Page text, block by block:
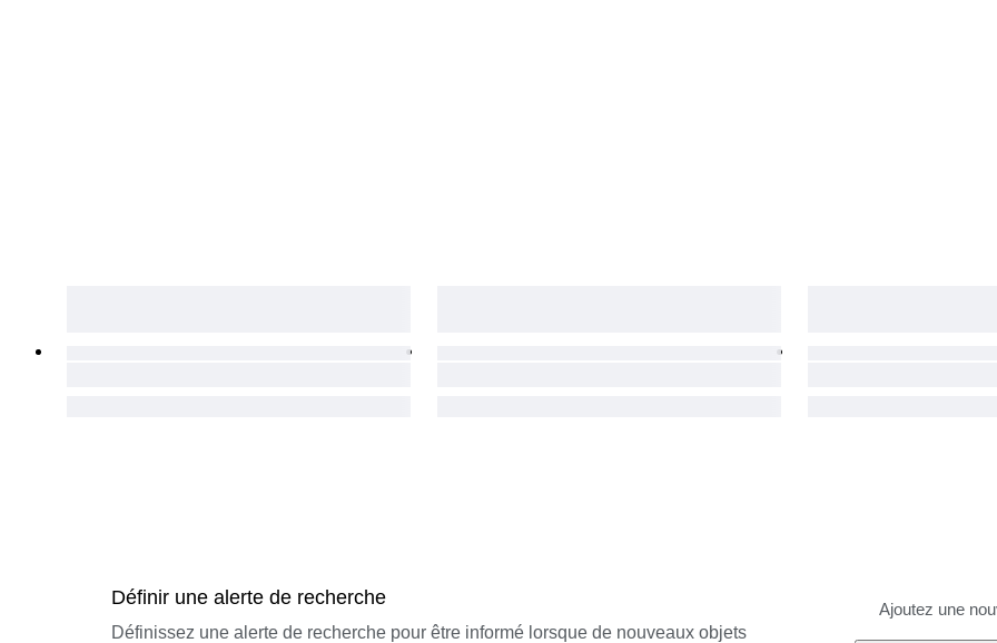
Définir une alerte de recherche
Définissez une alerte de recherche pour être informé lorsque de nouveaux objets